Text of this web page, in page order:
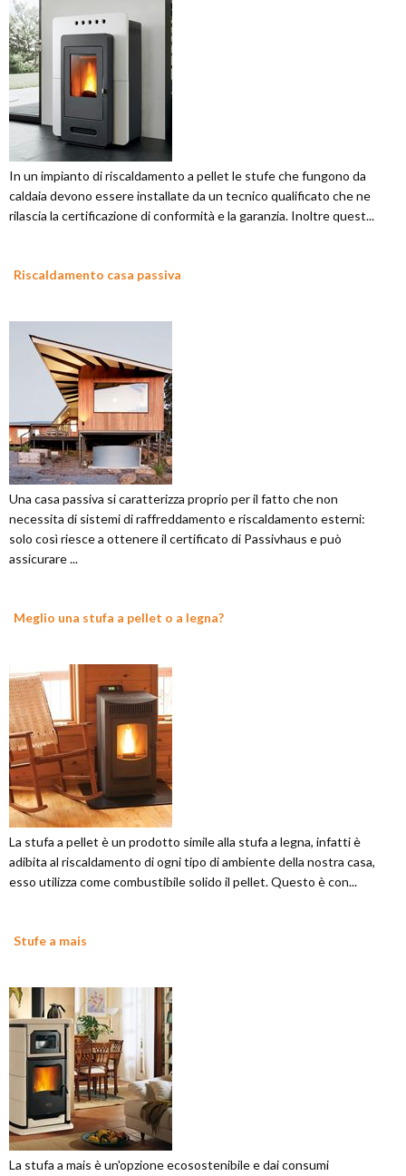
In un impianto di riscaldamento a pellet le stufe che fungono da
caldaia devono essere installate da un tecnico qualificato che ne
rilascia la certificazione di conformità e la garanzia. Inoltre quest...
Riscaldamento casa passiva
Una casa passiva si caratterizza proprio per il fatto che non
necessita di sistemi di raffreddamento e riscaldamento esterni:
solo così riesce a ottenere il certificato di Passivhaus e può
assicurare ...
Meglio una stufa a pellet o a legna?
La stufa a pellet è un prodotto simile alla stufa a legna, infatti è
adibita al riscaldamento di ogni tipo di ambiente della nostra casa,
esso utilizza come combustibile solido il pellet. Questo è con...
Stufe a mais
La stufa a mais è un'opzione ecosostenibile e dai consumi